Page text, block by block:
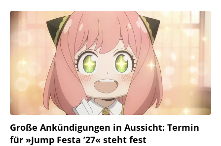
Große Ankündigungen in Aussicht: Termin
für »Jump Festa ’27« steht fest